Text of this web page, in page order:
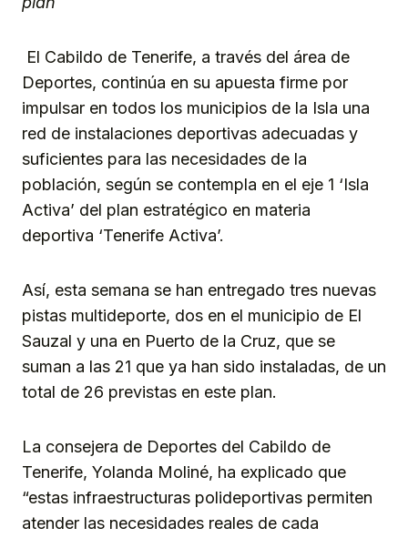
El Cabildo de Tenerife, a través del área de
Deportes, continúa en su apuesta firme por
impulsar en todos los municipios de la Isla una
red de instalaciones deportivas adecuadas y
suficientes para las necesidades de la
población, según se contempla en el eje 1 ‘Isla
Activa’ del plan estratégico en materia
deportiva ‘Tenerife Activa’.
Así, esta semana se han entregado tres nuevas
pistas multideporte, dos en el municipio de El
Sauzal y una en Puerto de la Cruz, que se
suman a las 21 que ya han sido instaladas, de un
total de 26 previstas en este plan.
La consejera de Deportes del Cabildo de
Tenerife, Yolanda Moliné, ha explicado que
“estas infraestructuras polideportivas permiten
atender las necesidades reales de cada